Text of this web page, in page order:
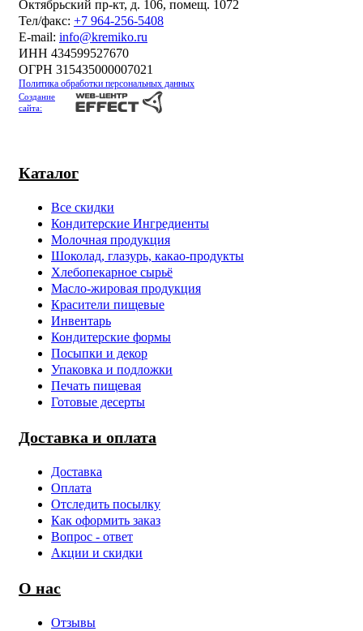
Каталог
Все скидки
Кондитерские Ингредиенты
Молочная продукция
Шоколад, глазурь, какао-продукты
Хлебопекарное сырьё
Масло-жировая продукция
Красители пищевые
Инвентарь
Кондитерские формы
Посыпки и декор
Упаковка и подложки
Печать пищевая
Готовые десерты
Доставка и оплата
Доставка
Оплата
Отследить посылку
Как оформить заказ
Вопрос - ответ
Акции и скидки
О нас
Отзывы
Октябрьский пр-кт, д. 106, помещ. 1072
Тел/факс: +7 964-256-5408
Е-mail: info@kremiko.ru
ИНН 434599527670
ОГРН 315435000007021
Политика обработки персональных данных
Создание
сайта: